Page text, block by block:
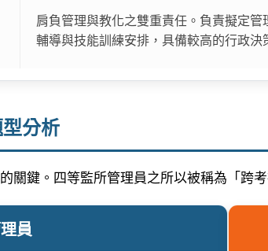
肩負管理與教化之雙重責任。負責擬定
輔導與技能訓練安排，具備較高的行政決
分析
關鍵。四等監所管理員之所以被稱為「跨
員